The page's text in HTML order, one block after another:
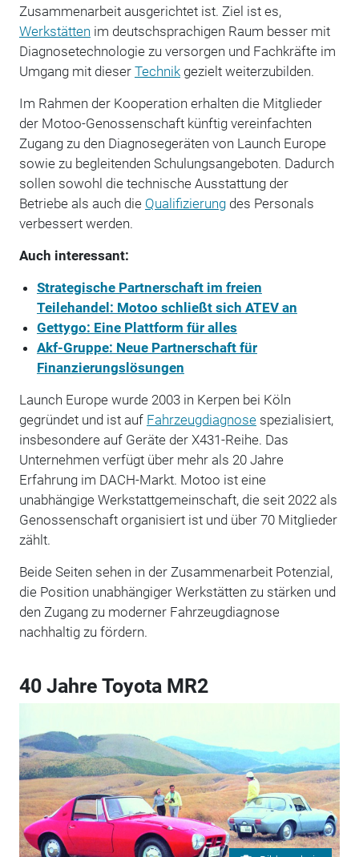
Zusammenarbeit ausgerichtet ist. Ziel ist es,
Werkstätten im deutschsprachigen Raum besser mit
Diagnosetechnologie zu versorgen und Fachkräfte im
Umgang mit dieser Technikgezielt weiterzubilden.
Im Rahmen der Kooperation erhalten die Mitglieder
der Motoo-Genossenschaft künftig vereinfachten
Zugang zu den Diagnosegeräten von Launch Europe
sowie zu begleitenden Schulungsangeboten. Dadurch
sollen sowohl die technische Ausstattung der
Betriebe als auch die Qualifizierungdes Personals
verbessert werden.
Auch interessant:
Strategische Partnerschaft im freien
Teilehandel: Motoo schließt sich ATEV an
Gettygo: Eine Plattform für alles
Akf-Gruppe: Neue Partnerschaft für
Finanzierungslösungen
Launch Europe wurde 2003 in Kerpen bei Köln
gegründet und ist auf Fahrzeugdiagnosespezialisiert,
insbesondere auf Geräte der X431-Reihe. Das
Unternehmen verfügt über mehr als 20 Jahre
Erfahrung im DACH-Markt. Motoo ist eine
unabhängige Werkstattgemeinschaft, die seit 2022 als
Genossenschaft organisiert ist und über 70 Mitglieder
zählt.
Beide Seiten sehen in der Zusammenarbeit Potenzial,
die Position unabhängiger Werkstätten zu stärken und
den Zugang zu moderner Fahrzeugdiagnose
nachhaltig zu fördern.
40 Jahre Toyota MR2